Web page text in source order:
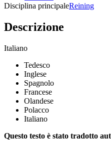
Disciplina principaleReining
Descrizione
Italiano
Tedesco
Inglese
Spagnolo
Francese
Olandese
Polacco
Italiano
Questo testo è stato tradotto